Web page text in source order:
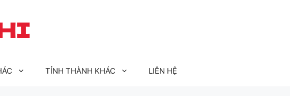
TỈNH THÀNH KHÁC LIÊN HỆ